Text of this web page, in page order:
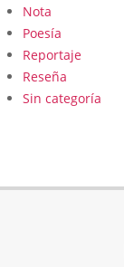
Nota
Poesía
Reportaje
Reseña
Sin categoría